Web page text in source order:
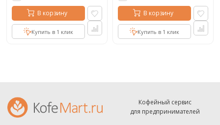
В корзину
Купить в 1 клик
В корзину
Купить в 1 клик
Кофейный сервис
для предпринимателей